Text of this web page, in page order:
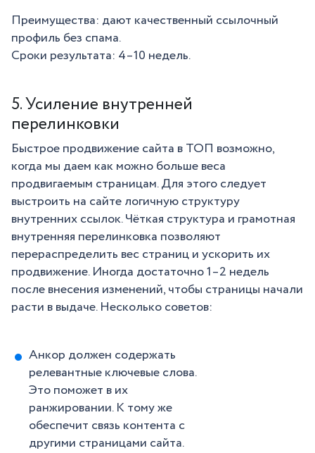
Преимущества: дают качественный ссылочный
профиль без спама.
Сроки результата: 4–10 недель.
5. Усиление внутренней
перелинковки
Быстрое продвижение сайта в ТОП возможно,
когда мы даем как можно больше веса
продвигаемым страницам. Для этого следует
выстроить на сайте логичную структуру
внутренних ссылок. Чёткая структура и грамотная
внутренняя перелинковка позволяют
перераспределить вес страниц и ускорить их
продвижение. Иногда достаточно 1–2 недель
после внесения изменений, чтобы страницы начали
расти в выдаче. Несколько советов:
Анкор должен содержать
релевантные ключевые слова.
Это поможет в их
ранжировании. К тому же
обеспечит связь контента с
другими страницами сайта.